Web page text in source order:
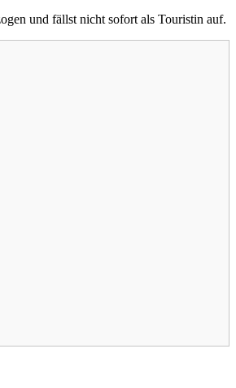
und fällst nicht sofort als Touristin auf.